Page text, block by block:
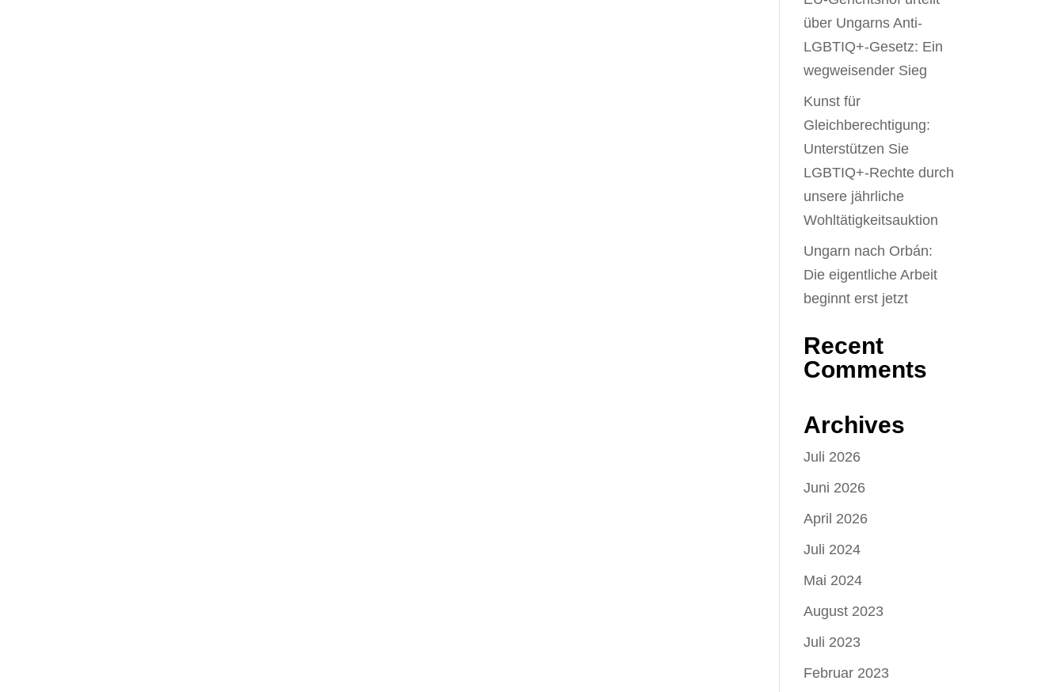
über Ungarns Anti-
LGBTIQ+-Gesetz: Ein
wegweisender Sieg
Kunst für
Gleichberechtigung:
Unterstützen Sie
LGBTIQ+-Rechte durch
unsere jährliche
Wohltätigkeitsauktion
Ungarn nach Orbán:
Die eigentliche Arbeit
beginnt erst jetzt
Recent
Comments
Archives
Juli 2026
Juni 2026
April 2026
Juli 2024
Mai 2024
August 2023
Juli 2023
Februar 2023